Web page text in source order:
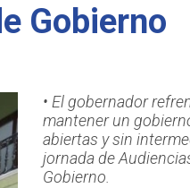
Gobierno
• El gobernador
mantener un
abiertas y sin
jornada de
Gobierno.